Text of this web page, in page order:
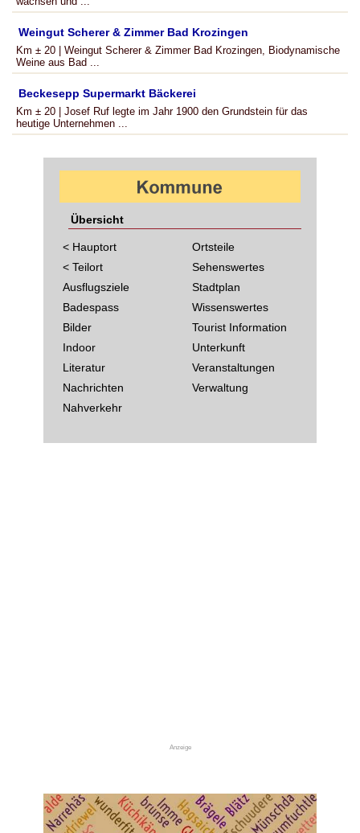
Weingut Scherer & Zimmer Bad Krozingen
Km ± 20 | Weingut Scherer & Zimmer Bad Krozingen, Biodynamische
Weine aus Bad ...
Beckesepp Supermarkt Bäckerei
Km ± 20 | Josef Ruf legte im Jahr 1900 den Grundstein für das
heutige Unternehmen ...
Übersicht
< Hauptort
< Teilort
Ausflugsziele
Badespass
Bilder
Indoor
Literatur
Nachrichten
Nahverkehr
Ortsteile
Sehenswertes
Stadtplan
Wissenswertes
Tourist Information
Unterkunft
Veranstaltungen
Verwaltung
Anzeige